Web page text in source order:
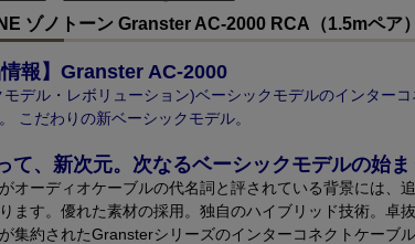
ゾノトーン Granster AC-2000 RCA（1.5mペア
情報】Granster AC-2000
モデル・レボリューション)ベーシックモデルのインター
こだわりの新ベーシックモデル。
て、新次元。次なるベーシックモデルの始ま
オーディオケーブルの代名詞と評されている背景には、
ます。優れた素材の採用。独自のハイブリッド技術。卓
集約されたGransterシリーズのインターコネクトケーブ